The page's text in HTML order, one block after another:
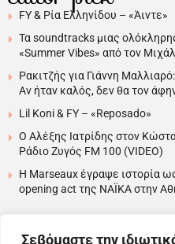
Σεβόμαστε την
FY & Ρία Ελληνίδου – «Άιντε»
Τα soundtracks μιας
«Summer Vibes» από τον
Ρακιτζής για Γιάννη
Αν ήταν καλός, δεν θα τον
Lil Koni & FY – «Reposado»
Ο Αλέξης Ιατρίδης στον
Ράδιο Ζυγός FM 100 (VIDEO)
H Marseaux έγραψε ιστορία
opening act της NAÏKA στην